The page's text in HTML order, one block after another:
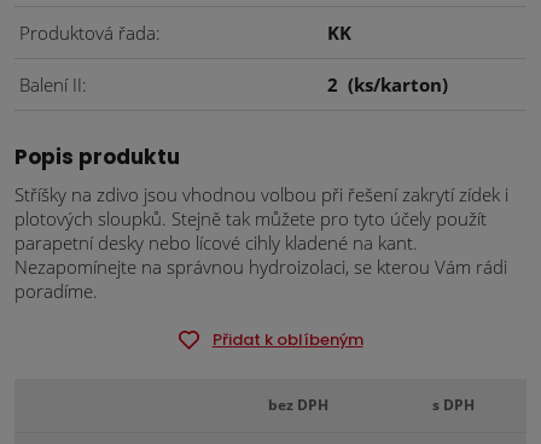
Produktová řada KK
Balení II 2 (ks/karton)
Popis produktu
Stříšky na zdivo jsou vhodnou volbou při řešení zakrytí zídek i
plotových sloupků. Stejně tak můžete pro tyto účely použít
parapetní desky nebo lícové cihly kladené na kant.
Nezapomínejte na správnou hydroizolaci, se kterou Vám rádi
poradíme.
Přidat k oblíbeným
bez DPH s DPH